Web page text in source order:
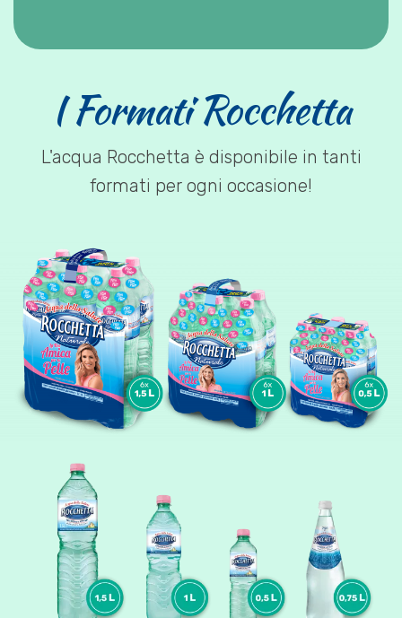
I Formati Rocchetta
L'acqua Rocchetta è disponibile in tanti
formati per ogni occasione!